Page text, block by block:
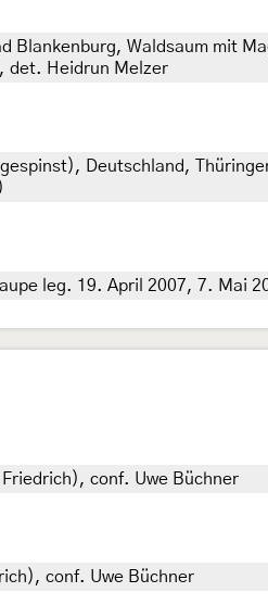
Waldsaum mit
det. Heidrun Melzer
), Deutschland,
leg. 19. April 2007, 7.
conf. Uwe Büchner
conf. Uwe Büchner